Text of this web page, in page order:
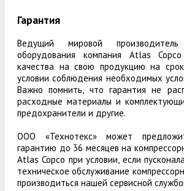
Гарантия
Ведущий мировой производитель
оборудования компания Atlas
качества на свою продукцию на
условии соблюдения необходимых
Важно помнить, что гарантия не
расходные материалы и
предохранители и другие.
ООО «Технотекс» может
гарантию до 36 месяцев на
Atlas Copco при условии, если
техническое обслуживание
производиться нашей сервисной